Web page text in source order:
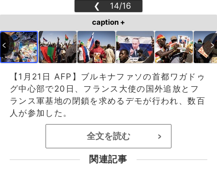
❮
14/16
❯
caption +
【1月21日 AFP】ブルキナファソの首都ワガドゥ
グ中心部で20日、フランス大使の国外追放とフ
ランス軍基地の閉鎖を求めるデモが行われ、数百
人が参加した。
全文を読む >
関連記事